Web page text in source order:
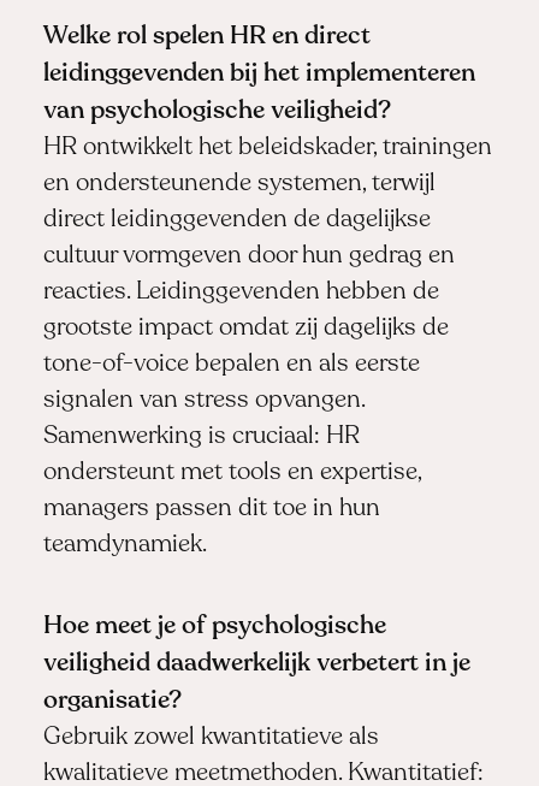
Welke rol spelen HR en direct
leidinggevenden bij het implementeren
van psychologische veiligheid?
HR ontwikkelt het beleidskader, trainingen
en ondersteunende systemen, terwijl
direct leidinggevenden de dagelijkse
cultuur vormgeven door hun gedrag en
reacties. Leidinggevenden hebben de
grootste impact omdat zij dagelijks de
tone-of-voice bepalen en als eerste
signalen van stress opvangen.
Samenwerking is cruciaal: HR
ondersteunt met tools en expertise,
managers passen dit toe in hun
teamdynamiek.
Hoe meet je of psychologische
veiligheid daadwerkelijk verbetert in je
organisatie?
Gebruik zowel kwantitatieve als
kwalitatieve meetmethoden. Kwantitatief: